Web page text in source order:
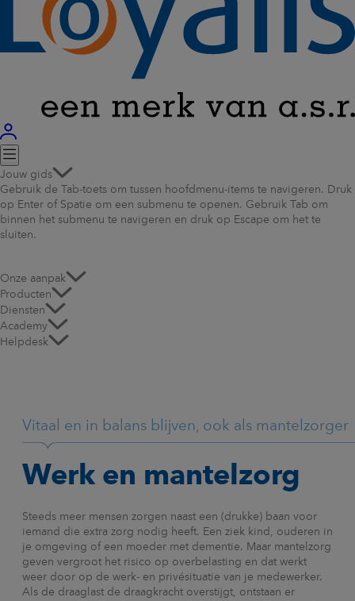
Jouw gids
Gebruik de Tab-toets om tussen hoofdmenu-items te navigeren. Druk
op Enter of Spatie om een submenu te openen. Gebruik Tab om
binnen het submenu te navigeren en druk op Escape om het te
sluiten.
Onze aanpak
Producten
Diensten
Academy
Helpdesk
Vitaal en in balans blijven, ook als mantelzorger
Werk en mantelzorg
Steeds meer mensen zorgen naast een (drukke) baan voor
iemand die extra zorg nodig heeft. Een ziek kind, ouderen in
je omgeving of een moeder met dementie. Maar mantelzorg
geven vergroot het risico op overbelasting en dat werkt
weer door op de werk- en privésituatie van je medewerker.
Als de draaglast de draagkracht overstijgt, ontstaan er